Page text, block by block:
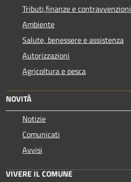
Tributi,finanze e contravvenzioni
Ambiente
Salute, benessere e assistenza
Autorizzazioni
Agricoltura e pesca
NOVITÀ
Notizie
Comunicati
Avvisi
VIVERE IL COMUNE